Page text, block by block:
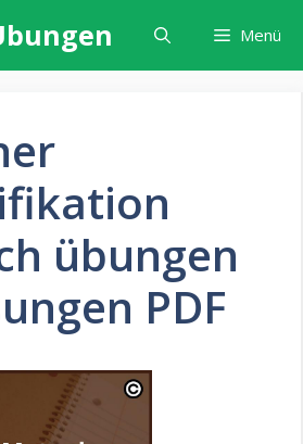
Menü
übungen
PDF